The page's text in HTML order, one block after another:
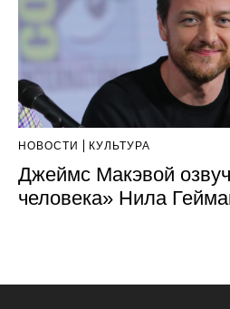
НОВОСТИ КУЛЬТУРА
Джеймс Макэвой
человека» Нила